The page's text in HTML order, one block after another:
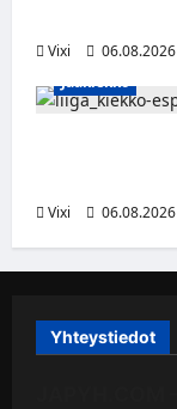
Vixi
06.08.2026
Jääkiekko
Vixi 06.08.2026
Yhteystiedot